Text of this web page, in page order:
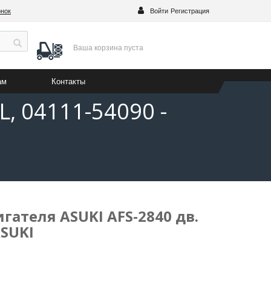
Войти Регистрация
Ваша корзина пуста
Контакты
04111-54090 -
ASUKI AFS-2840 дв.